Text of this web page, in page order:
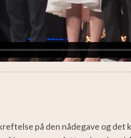
på den nådegave og